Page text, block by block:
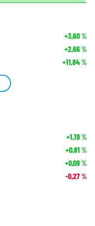
+3,60%
+2,66%
+11,84%
+1,19%
+0,81 %
+0,09%
-0,27%